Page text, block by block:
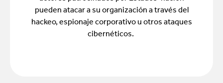
pueden atacar a su organización a través del
hackeo, espionaje corporativo u otros ataques
cibernéticos.